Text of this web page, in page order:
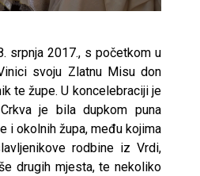
srpnja 2017., s početkom u
svoju Zlatnu Misu don
te župe. U koncelebraciji je
je bila dupkom puna
i okolnih župa, među kojima
rodbine iz Vrdi,
drugih mjesta, te nekoliko